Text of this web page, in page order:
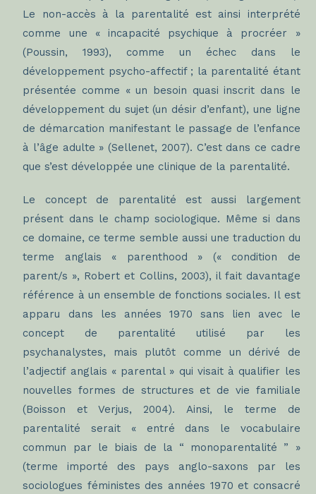
Le non-accès à la parentalité est ainsi interprété
comme une « incapacité psychique à procréer »
(Poussin, 1993), comme un échec dans le
développement psycho-affectif ; la parentalité étant
présentée comme « un besoin quasi inscrit dans le
développement du sujet (un désir d’enfant), une ligne
de démarcation manifestant le passage de l’enfance
à l’âge adulte » (Sellenet, 2007). C’est dans ce cadre
que s’est développée une clinique de la parentalité.
Le concept de parentalité est aussi largement
présent dans le champ sociologique. Même si dans
ce domaine, ce terme semble aussi une traduction du
terme anglais « parenthood » (« condition de
parent/s », Robert et Collins, 2003), il fait davantage
référence à un ensemble de fonctions sociales. Il est
apparu dans les années 1970 sans lien avec le
concept de parentalité utilisé par les
psychanalystes, mais plutôt comme un dérivé de
l’adjectif anglais « parental » qui visait à qualifier les
nouvelles formes de structures et de vie familiale
(Boisson et Verjus, 2004). Ainsi, le terme de
parentalité serait « entré dans le vocabulaire
commun par le biais de la “ monoparentalité ” »
(terme importé des pays anglo-saxons par les
sociologues féministes des années 1970 et consacré